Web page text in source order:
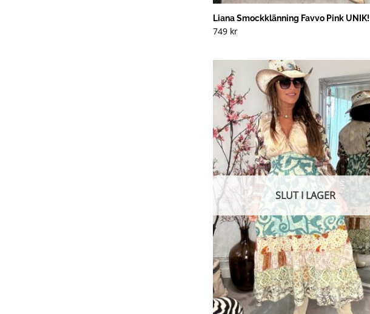
Liana Smockklänning Favvo Pink UNIK!
749 kr
SLUT I LAGER